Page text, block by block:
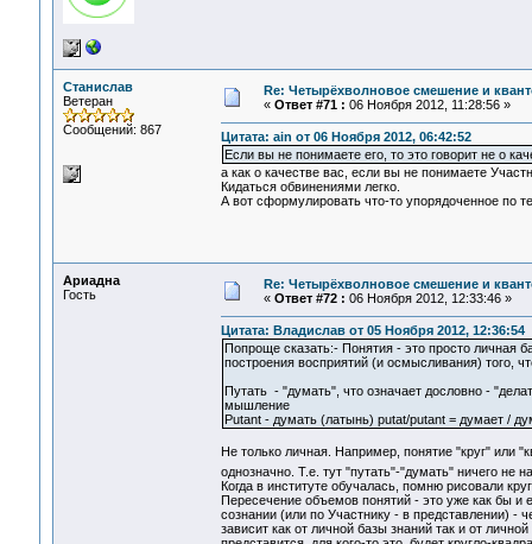
Станислав
Ветеран
Сообщений: 867
Re: Четырёхволновое смешение и
« Ответ #71 : 06 Ноября 2012, 11:28:56 »
Цитата: ain от 06 Ноября 2012, 06:42:52
Если вы не понимаете его, то это говорит не о
а как о качестве вас, если вы не понимаете
Кидаться обвинениями легко.
А вот сформулировать что-то упорядоченное по
Ариадна
Гость
Re: Четырёхволновое смешение и
« Ответ #72 : 06 Ноября 2012, 12:33:46 »
Цитата: Владислав от 05 Ноября 2012, 12:36:54
Попроще сказать:- Понятия - это просто личная
построения восприятий (и осмысливания) того,
Путать - "думать", что означает дословно -
мышление
Putant - думать (латынь) putat/putant = думает /
Не только личная. Например, понятие "круг" или
однозначно. Т.е. тут "путать"-"думать" ничего не
Когда в институте обучалась, помню рисовали
Пересечение объемов понятий - это уже как бы и
сознании (или по Участнику - в представлении) -
зависит как от личной базы знаний так и от